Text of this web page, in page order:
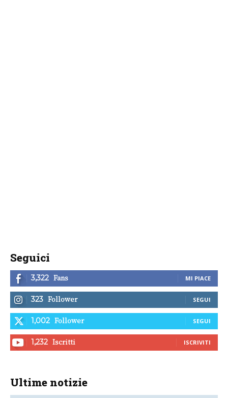
Seguici
3,322 Fans MI PIACE
323 Follower SEGUI
1,002 Follower SEGUI
1,232 Iscritti ISCRIVITI
Ultime notizie